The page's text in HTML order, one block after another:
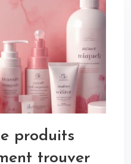
produits
trouver